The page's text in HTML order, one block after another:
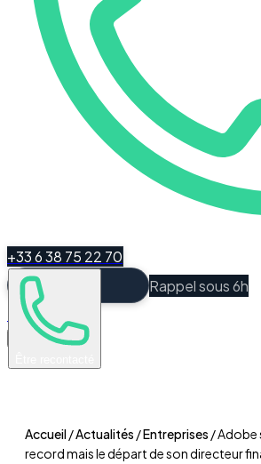
+33 6 38 75 22 70
Rappel sous 6h
Espace Client
Accueil/Actualités /Entreprises /Adobe
record mais le départ de son directeur